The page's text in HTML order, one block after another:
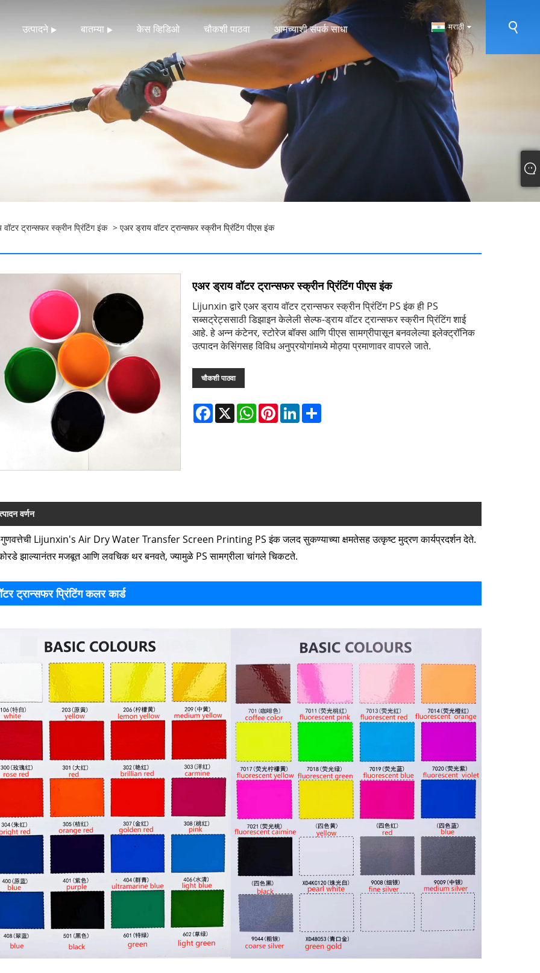
उत्पादने बातम्या केस व्हिडिओ चौकशी पाठवा आमच्याशी संपर्क साधा मराठी
वॉटर ट्रान्सफर स्क्रीन प्रिंटिंग इंक > एअर ड्राय वॉटर ट्रान्सफर स्क्रीन प्रिंटिंग पीएस इंक
एअर ड्राय वॉटर ट्रान्सफर स्क्रीन प्रिंटिंग पीएस इंक
Lijunxin द्वारे एअर ड्राय वॉटर ट्रान्सफर स्क्रीन प्रिंटिंग PS इंक ही PS
सब्सट्रेट्ससाठी डिझाइन केलेली सेल्फ-ड्राय वॉटर ट्रान्सफर स्क्रीन प्रिंटिंग शाई
आहे. हे अन्न कंटेनर, स्टोरेज बॉक्स आणि पीएस सामग्रीपासून बनवलेल्या इलेक्ट्रॉनिक
उत्पादन केसिंगसह विविध अनुप्रयोगांमध्ये मोठ्या प्रमाणावर वापरले जाते.
चौकशी पाठवा
Facebook
X WhatsAppPinterestLinkedInShare
वर्णन
Lijunxin's Air Dry Water Transfer Screen Printing PS इंक जलद सुकण्याच्या क्षमतेसह उत्कृष्ट मुद्रण कार्यप्रदर्शन देते.
झाल्यानंतर मजबूत आणि लवचिक थर बनवते, ज्यामुळे PS सामग्रीला चांगले चिकटते.
ट्रान्सफर प्रिंटिंग कलर कार्ड